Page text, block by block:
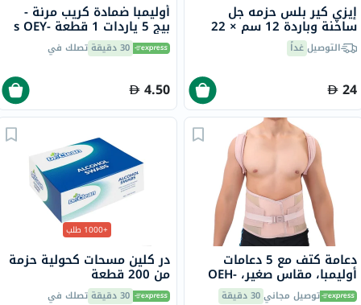
إيزي كير بلس حزمه جل
ساخنة وباردة 12 سم × 22
سم 17233التوصيلغداً
24
أوليمبا ضمادة كريب مرنة -
بيج 5 ياردات 1 قطعة s OEY-
111-4 30 دقيقة تصلك في
4.50
دعامة كتف مع 5 دعامات
أوليمبا، مقاس صغير، OEH-
411 توصيل مجاني30 دقيقة
+1000 طلب
در كلين مسحات كحولية حزمة
من 200 قطعة
30 دقيقة تصلك في